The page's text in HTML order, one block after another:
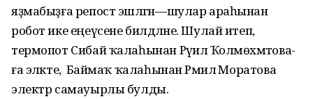
яҙмабыҙға репост эшләгән—шулар араһынан
робот ике еңеүсене билдәләне. Шулай итеп,
термопот Сибай ҡалаһынан Рәүилә Ҡолмөхәмәтова-
ға эләкте, ә Баймаҡ ҡалаһынан Рәмилә Моратова
электр самауырлы булды.